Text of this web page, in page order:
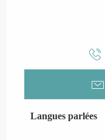
Langues parlées
Langues parlées